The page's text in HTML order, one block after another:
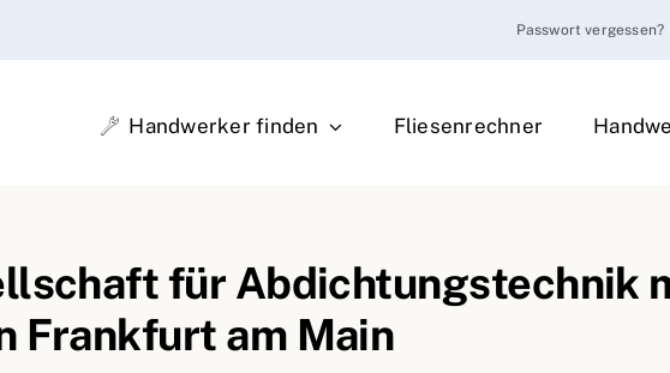
Passwort vergessen?
Handwerker finden Fliesenrechner
für Abdichtungstechnik
Frankfurt am Main